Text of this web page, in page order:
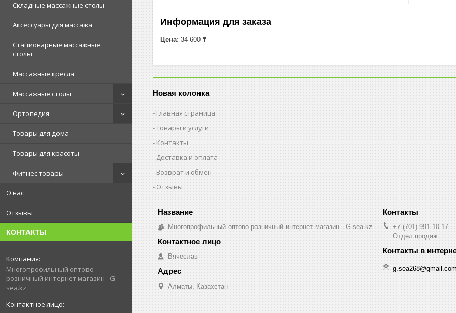
Складные массажные столы
Аксессуары для массажа
Стационарные массажные
столы
Массажные кресла
Массажные столы
Ортопедия
Товары для дома
Товары для красоты
Фитнес товары
О нас
Отзывы
КОНТАКТЫ
Многопрофильный оптово
розничный интернет магазин - G-
sea.kz
Информация для заказа
Цена: 34 600 ₸
Новая колонка
Главная страница
Товары и услуги
Контакты
Доставка и оплата
Возврат и обмен
Отзывы
Многопрофильный оптово розничный интернет магазин - G-sea.kz
Вячеслав
Алматы, Казахстан
+7 (701) 991-10-17
Отдел продаж
g.sea268@gmail.com